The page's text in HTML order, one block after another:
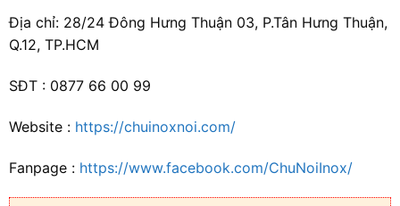
Địa chỉ: 28/24 Đông Hưng Thuận 03, P.Tân Hưng Thuận,
Q.12, TP.HCM
SĐT : 0877 66 00 99
Website : https://chuinoxnoi.com/
Fanpage : https://www.facebook.com/ChuNoiInox/